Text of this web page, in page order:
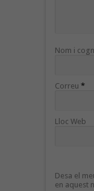
Nom i
Correu *
Lloc Web
Desa el
en aquest